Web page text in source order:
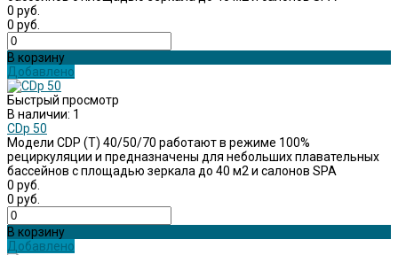
0 руб.
0 руб.
В корзину
Добавлено
Быстрый просмотр
В наличии: 1
CDp 50
Модели CDP (Т) 40/50/70 работают в режиме 100%
рециркуляции и предназначены для небольших плавательных
бассейнов c площадью зеркала до 40 м2 и салонов SPA
0 руб.
0 руб.
В корзину
Добавлено